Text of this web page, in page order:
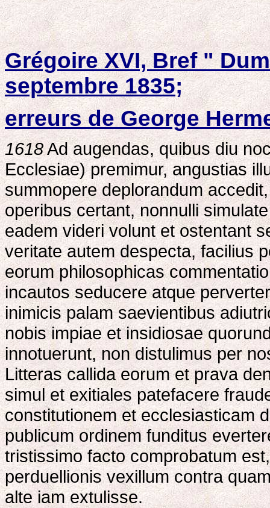
Grégoire XVI, Bref "
septembre 1835;
erreurs de George
1618Ad augendas, quibus diu
Ecclesiae) premimur, angustias
summopere deplorandum
operibus certant, nonnulli
eadem videri volunt et ostentant
veritate autem despecta, facilius
eorum philosophicas
incautos seducere atque
inimicis palam saevientibus
nobis impiae et insidiosae
innotuerunt, non distulimus per
Litteras callida eorum et prava
simul et exitiales patefacere
constitutionem et ecclesiasticam
publicum ordinem funditus
tristissimo facto comprobatum
perduellionis vexillum contra
alte iam extulisse.